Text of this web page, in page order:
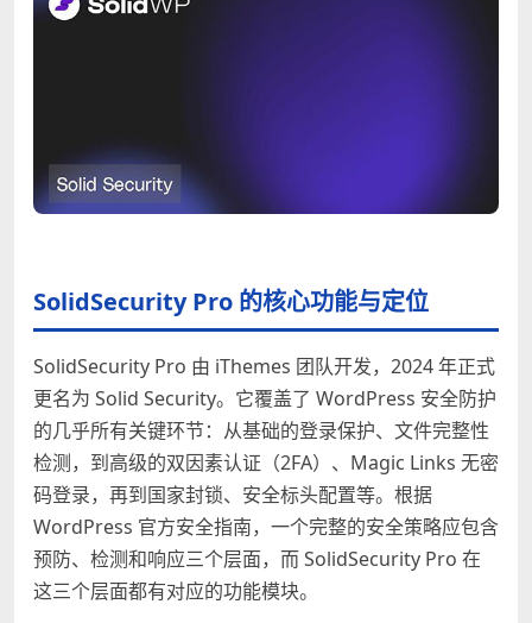
SolidSecurity Pro 的核心功能与定位
SolidSecurity Pro 由 iThemes 团队开发，2024 年正式
更名为 Solid Security。它覆盖了 WordPress 安全防护
的几乎所有关键环节：从基础的登录保护、文件完整性
检测，到高级的双因素认证（2FA）、Magic Links 无密
码登录，再到国家封锁、安全标头配置等。根据
WordPress 官方安全指南，一个完整的安全策略应包含
预防、检测和响应三个层面，而 SolidSecurity Pro 在
这三个层面都有对应的功能模块。